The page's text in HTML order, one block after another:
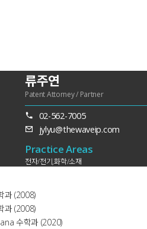
류주연
Patent Attorney / Partner
02-562-7005
jylyu@thewaveip.com
Practice Areas
전자/전기,화학/소재
과 (2008)
과 (2008)
수학과 (2020)